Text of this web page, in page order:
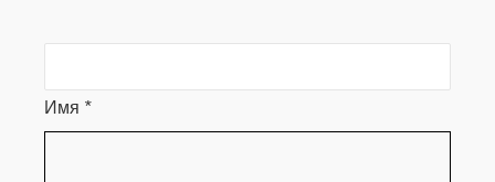
Имя *